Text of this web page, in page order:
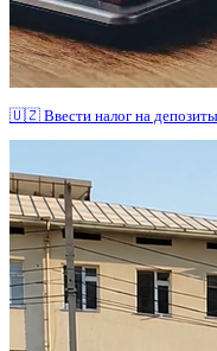
🇺🇿 Ввести налог на депозиты